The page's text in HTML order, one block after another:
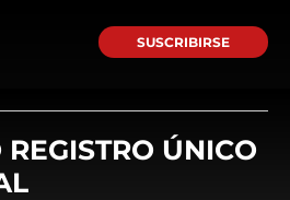
SUSCRIBIRSE
ÚNICO